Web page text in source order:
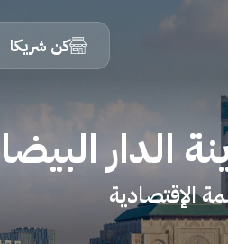
كن شريكا
الدار
الإقتصادية